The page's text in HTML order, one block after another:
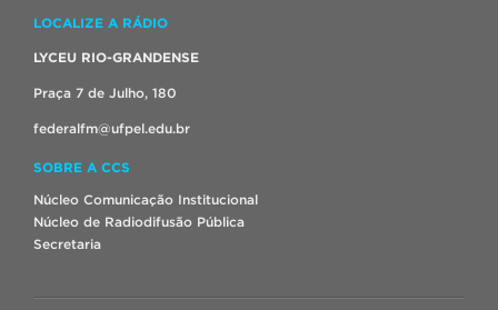
LOCALIZE A RÁDIO
LYCEU RIO-GRANDENSE
Praça 7 de Julho, 180
federalfm@ufpel.edu.br
SOBRE A CCS
Núcleo Comunicação Institucional
Núcleo de Radiodifusão Pública
Secretaria